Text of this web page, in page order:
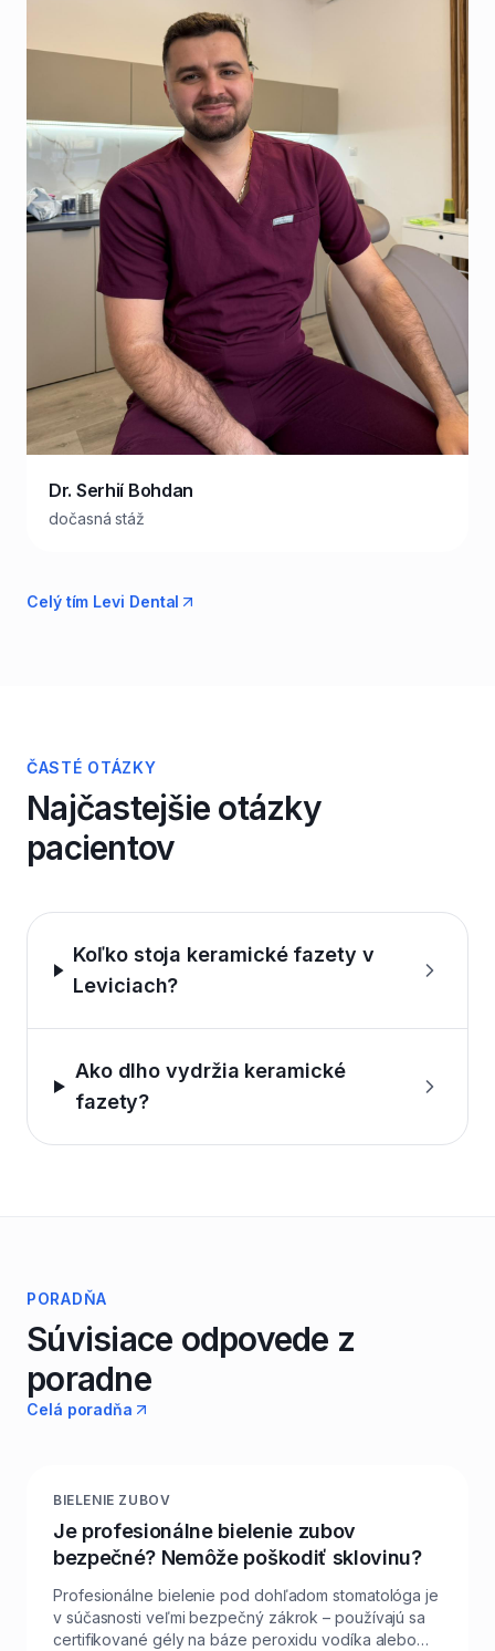
Dr. Serhií Bohdan
dočasná stáž
Celý tím Levi Dental
ČASTÉ OTÁZKY
Najčastejšie otázky
pacientov
Koľko stoja keramické fazety v
Leviciach?
Ako dlho vydržia keramické
fazety?
PORADŇA
Súvisiace odpovede z
poradne
Celá poradňa
BIELENIE ZUBOV
Je profesionálne bielenie zubov
bezpečné? Nemôže poškodiť sklovinu?
Profesionálne bielenie pod dohľadom stomatológa je
v súčasnosti veľmi bezpečný zákrok – používajú sa
certifikované gély na báze peroxidu vodíka alebo